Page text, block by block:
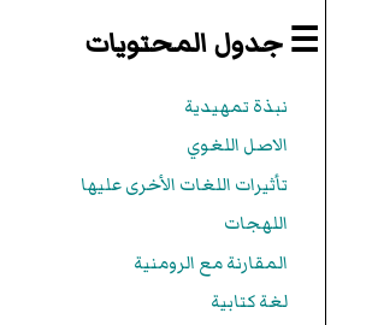
☰ جدول المحتويات
نبذة تمهيدية
الاصل اللغوي
تأثيرات اللغات الأخرى عليها
اللهجات
المقارنة مع الرومنية
لغة كتابية